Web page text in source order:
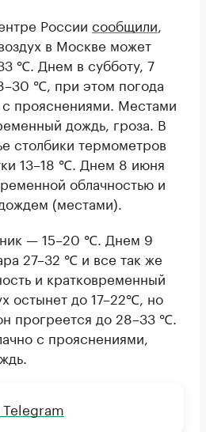
России сообщили
в Москве может
℃. Днем в субботу, 7
℃, при этом погода
с прояснениями. Местами
дождь, гроза. В
столбики термометров
13–18 ℃. Днем 8 июня
облачностью и
(местами).
— 15–20 ℃. Днем 9
27–32 ℃ и все так же
и кратковременный
остынет до 17–22℃, но
прогреется до 28–33 ℃.
с прояснениями,
Telegram